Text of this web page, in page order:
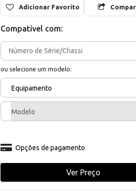
Adicionar Favorito
Compativel com:
ou selecione um modelo:
Equipamento
Modelo
Opções de pagamento
Ver Preço